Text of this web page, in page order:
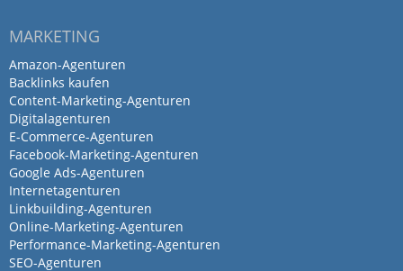
Erfahrene kreative Werbeagentur
mit digitalem Marketing- Know
how
von Sabine Clausecker · 23. März 2022
Erfahrene kreative Werbeagentur mit
digitalem Marketing- Know how
MARKETING
Amazon-Agenturen
Backlinks kaufen
Content-Marketing-Agenturen
Digitalagenturen
E-Commerce-Agenturen
Facebook-Marketing-Agenturen
Google Ads-Agenturen
Internetagenturen
Linkbuilding-Agenturen
Online-Marketing-Agenturen
Performance-Marketing-Agenturen
SEO-Agenturen